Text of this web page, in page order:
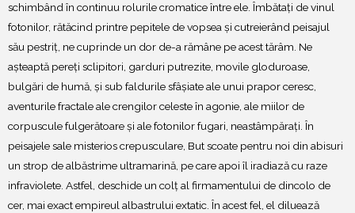
schimbând în continuu rolurile cromatice între ele. Îmbătați de vinul
fotonilor, rătăcind printre pepitele de vopsea și cutreierând peisajul
său pestriț, ne cuprinde un dor de-a rămâne pe acest tărâm. Ne
așteaptă pereți sclipitori, garduri putrezite, movile gloduroase,
bulgări de humă, și sub faldurile sfâșiate ale unui prapor ceresc,
aventurile fractale ale crengilor celeste în agonie, ale miilor de
corpuscule fulgerătoare și ale fotonilor fugari, neastâmpărați. În
peisajele sale misterios crepusculare, But scoate pentru noi din abisuri
un strop de albăstrime ultramarină, pe care apoi îl iradiază cu raze
infraviolete. Astfel, deschide un colț al firmamentului de dincolo de
cer, mai exact empireul albastrului extatic. În acest fel, el diluează